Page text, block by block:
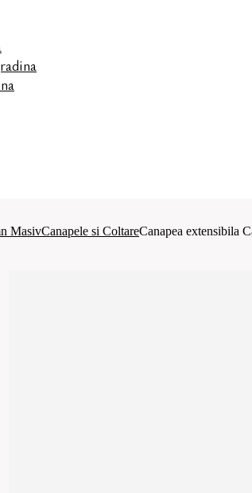
MasivCanapele si ColtareCanapea extensibila